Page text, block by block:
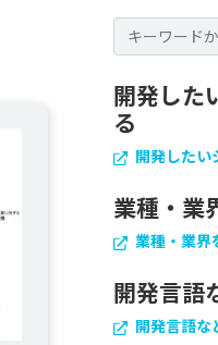
開発した
る
開発したい
業種・業
業種・業界
開発言語
開発言語な